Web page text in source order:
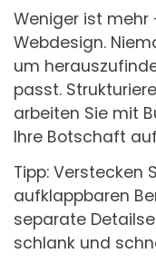
Weniger ist
Webdesign.
um
passt.
arbeiten Sie mit
Ihre Botschaft
Tipp: Verstecken
aufklappbaren
separate
schlank und